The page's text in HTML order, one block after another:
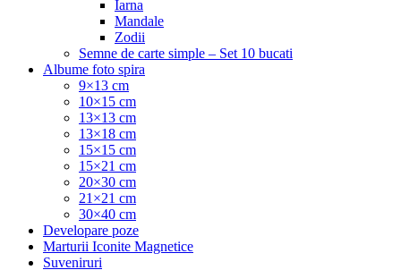
Iarna
Mandale
Zodii
Semne de carte simple – Set 10 bucati
Albume foto spira
9×13 cm
10×15 cm
13×13 cm
13×18 cm
15×15 cm
15×21 cm
20×30 cm
21×21 cm
30×40 cm
Developare poze
Marturii Iconite Magnetice
Suveniruri